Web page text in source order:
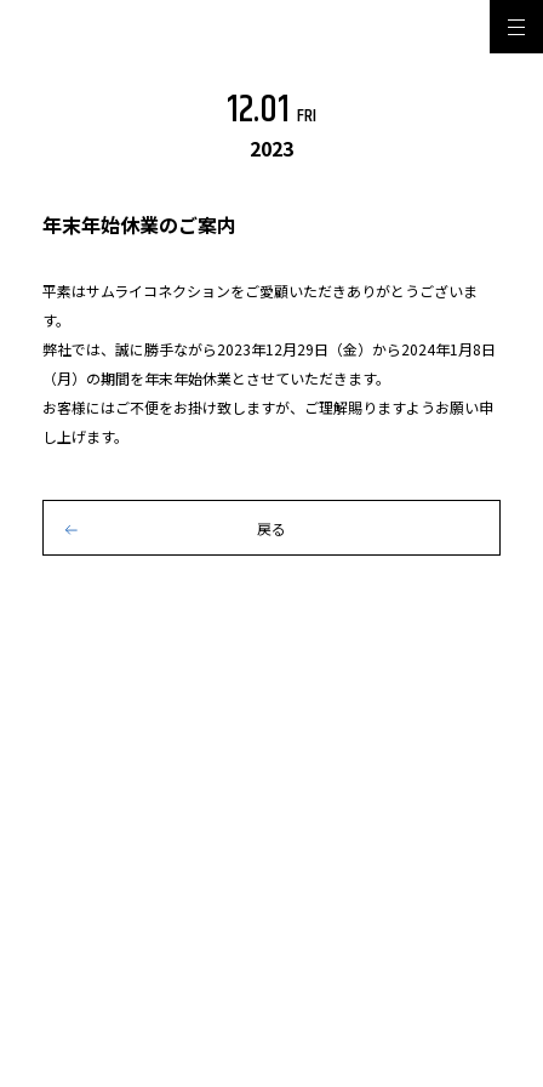
12.01 FRI
2023
年末年始休業のご案内
平素はサムライコネクションをご愛顧いただきありがとうございま
す。
弊社では、誠に勝手ながら2023年12月29日（金）から2024年1月8日
（月）の期間を年末年始休業とさせていただきます。
お客様にはご不便をお掛け致しますが、ご理解賜りますようお願い申
し上げます。
戻る